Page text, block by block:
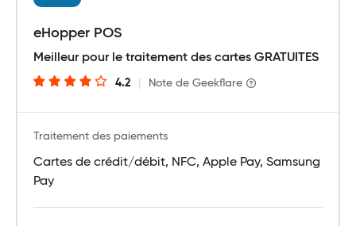
eHopper POS
Meilleur pour le traitement des cartes GRATUITES
4.2 Note de Geekflare
Traitement des paiements
Cartes de crédit/débit, NFC, Apple Pay, Samsung
Pay